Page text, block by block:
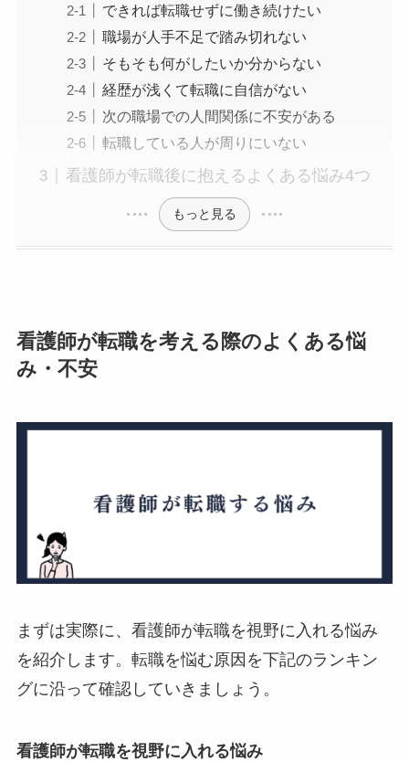
できれば転職せずに働き続けたい
職場が人手不足で踏み切れない
そもそも何がしたいか分からない
経歴が浅くて転職に自信がない
次の職場での人間関係に不安がある
転職している人が周りにいない
看護師が転職後に抱えるよくある悩み4つ
もっと見る
看護師が転職を考える際のよくある悩
み・不安
まずは実際に、看護師が転職を視野に入れる悩み
を紹介します。転職を悩む原因を下記のランキン
グに沿って確認していきましょう。
看護師が転職を視野に入れる悩み